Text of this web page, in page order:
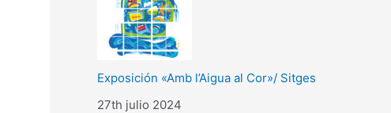
Exposición «Amb l’Aigua al Cor»/ Sitges
27th julio 2024